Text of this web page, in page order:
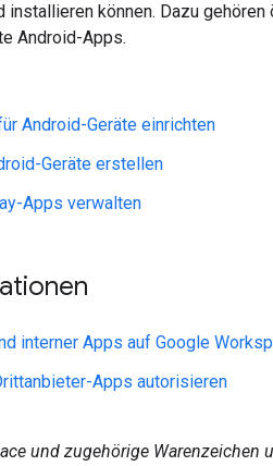
installieren können. Dazu
Android-Apps.
Android-Geräte einrichten
Geräte erstellen
Apps verwalten
interner Apps auf Google
Apps autorisieren
und zugehörige Warenzeichen